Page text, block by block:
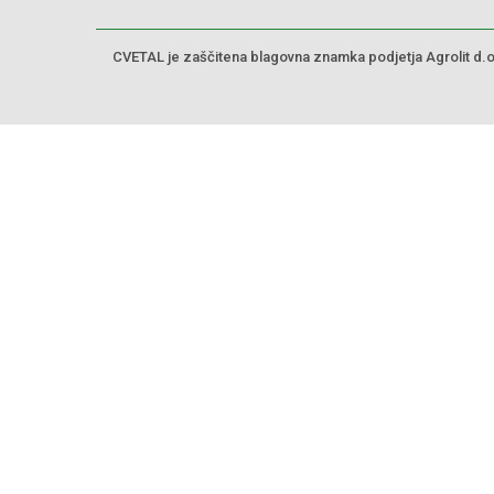
CVETAL je zaščitena blagovna znamka podjetja Agrolit